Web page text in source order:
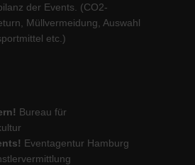
der Events. (CO2-
Müllvermeidung, Auswahl
etc.)
Bureau für
Eventagentur Hamburg